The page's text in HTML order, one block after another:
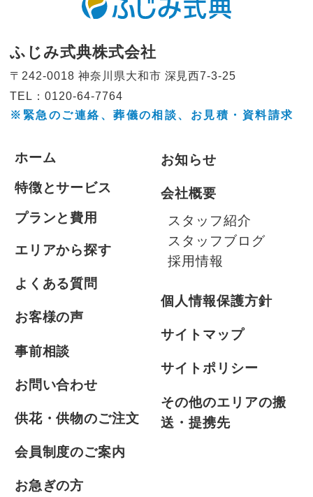
ふじみ式典株式会社
〒242-0018 神奈川県大和市 深見西7-3-25
TEL：0120-64-7764
※緊急のご連絡、葬儀の相談、 お見積・資料請求
ホーム
特徴とサービス
プランと費用
エリアから探す
よくある質問
お客様の声
事前相談
お問い合わせ
供花・供物のご注文
会員制度のご案内
お急ぎの方
お知らせ
会社概要
スタッフ紹介
スタッフブログ
採用情報
個人情報保護方針
サイトマップ
サイトポリシー
その他のエリアの搬
送・提携先